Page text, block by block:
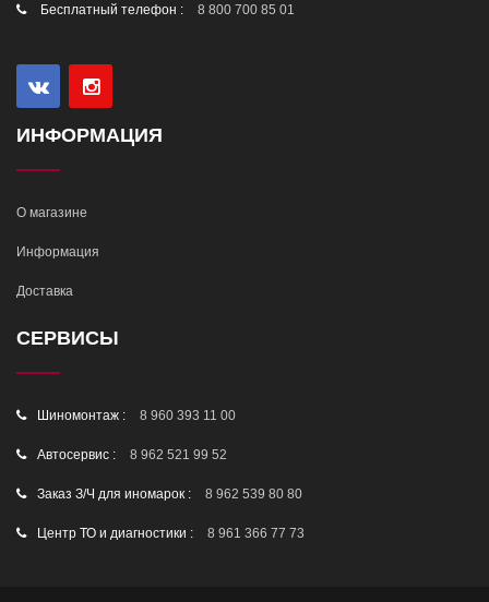
Бесплатный телефон : 8 800 700 85 01
ИНФОРМАЦИЯ
О магазине
Информация
Доставка
СЕРВИСЫ
Шиномонтаж : 8 960 393 11 00
Автосервис : 8 962 521 99 52
Заказ З/Ч для иномарок : 8 962 539 80 80
Центр ТО и диагностики : 8 961 366 77 73